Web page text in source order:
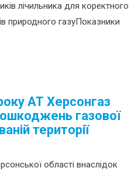
лічильника для коректного
природного газуПоказники
АТ Херсонгаз
газової
території
області внаслідок